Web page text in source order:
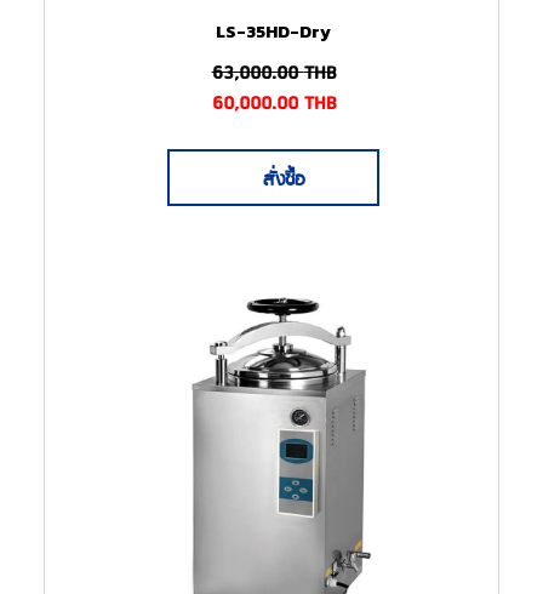
LS-35HD-Dry
63,000.00THB
60,000.00THB
สั่งซื้อ